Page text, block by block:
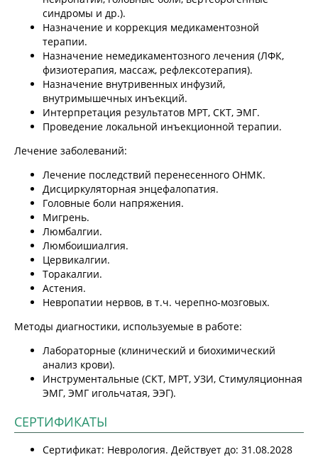
синдромы и др.).
Назначение и коррекция медикаментозной
терапии.
Назначение немедикаментозного лечения (ЛФК,
физиотерапия, массаж, рефлексотерапия).
Назначение внутривенных инфузий,
внутримышечных инъекций.
Интерпретация результатов МРТ, СКТ, ЭМГ.
Проведение локальной инъекционной терапии.
Лечение заболеваний:
Лечение последствий перенесенного ОНМК.
Дисциркуляторная энцефалопатия.
Головные боли напряжения.
Мигрень.
Люмбалгии.
Люмбоишиалгия.
Цервикалгии.
Торакалгии.
Астения.
Невропатии нервов, в т.ч. черепно-мозговых.
Методы диагностики, используемые в работе:
Лабораторные (клинический и биохимический
анализ крови).
Инструментальные (СКТ, МРТ, УЗИ, Стимуляционная
ЭМГ, ЭМГ игольчатая, ЭЭГ).
СЕРТИФИКАТЫ
Сертификат: Неврология. Действует до: 31.08.2028